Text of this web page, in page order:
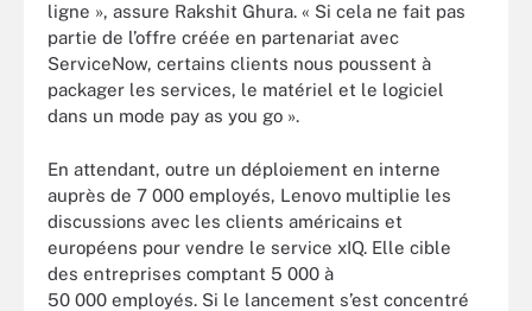
ligne », assure Rakshit Ghura. « Si cela ne fait pas
partie de l’offre créée en partenariat avec
ServiceNow, certains clients nous poussent à
packager les services, le matériel et le logiciel
dans un mode pay as you go ».
En attendant, outre un déploiement en interne
auprès de 7 000 employés, Lenovo multiplie les
discussions avec les clients américains et
européens pour vendre le service xIQ. Elle cible
des entreprises comptant 5 000 à
50 000 employés. Si le lancement s’est concentré